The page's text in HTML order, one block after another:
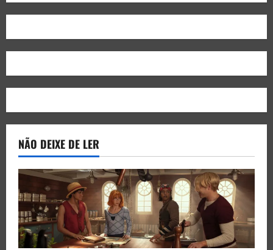
NÃO DEIXE DE LER